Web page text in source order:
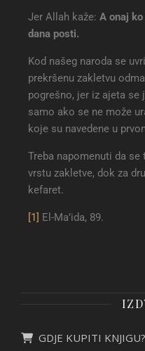
Jer Allah kaže: A onaj
dana posti.
Kod našeg naroda se
prekršenu zakletvu
pogrešno, jer iz ajeta
samo ako se ne može
koje su navedene u
Treba napomenuti da
vrstu zakletve, dok za
kefaret.
[1] El-Ma’ida, 89.
GDJE KUPITI KNJIGU?